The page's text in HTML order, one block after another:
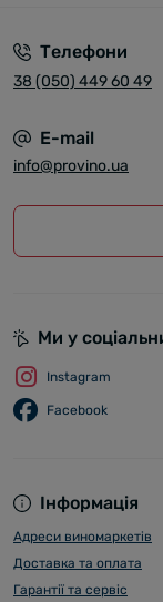
Телефони
38 (050) 449 60 49
E-mail
info@provino.ua
Інформація
Адреси виномаркетів
Доставка та оплата
Гарантії та сервіс
Ми у
Instagram
Facebook